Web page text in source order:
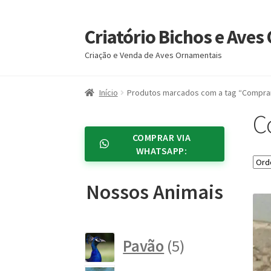
Pular
para
navegação
Pular
para
o
Criatório Bichos e
Criação e Venda de Aves Ornamentais
Início Produtos marcados com a tag
COMPRAR VIA
WHATSAPP:
Nossos Animais
Pavão 55